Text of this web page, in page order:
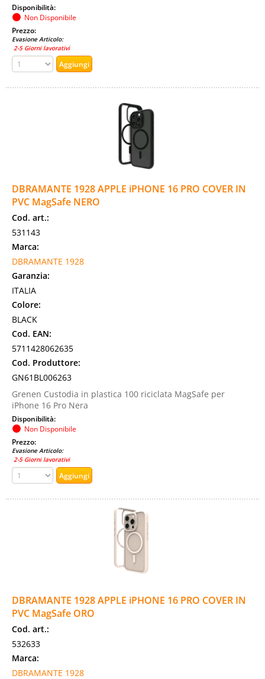
Disponibilità:
Non Disponibile
Prezzo:
Evasione Articolo:
2-5 Giorni lavorativi
DBRAMANTE 1928 APPLE iPHONE 16 PRO COVER IN
PVC MagSafe NERO
Cod. art.:
531143
Marca:
DBRAMANTE 1928
Garanzia:
ITALIA
Colore:
BLACK
Cod. EAN:
5711428062635
Cod. Produttore:
GN61BL006263
Grenen Custodia in plastica 100 riciclata MagSafe per
iPhone 16 Pro Nera
Disponibilità:
Non Disponibile
Prezzo:
Evasione Articolo:
2-5 Giorni lavorativi
DBRAMANTE 1928 APPLE iPHONE 16 PRO COVER IN
PVC MagSafe ORO
Cod. art.:
532633
Marca:
DBRAMANTE 1928